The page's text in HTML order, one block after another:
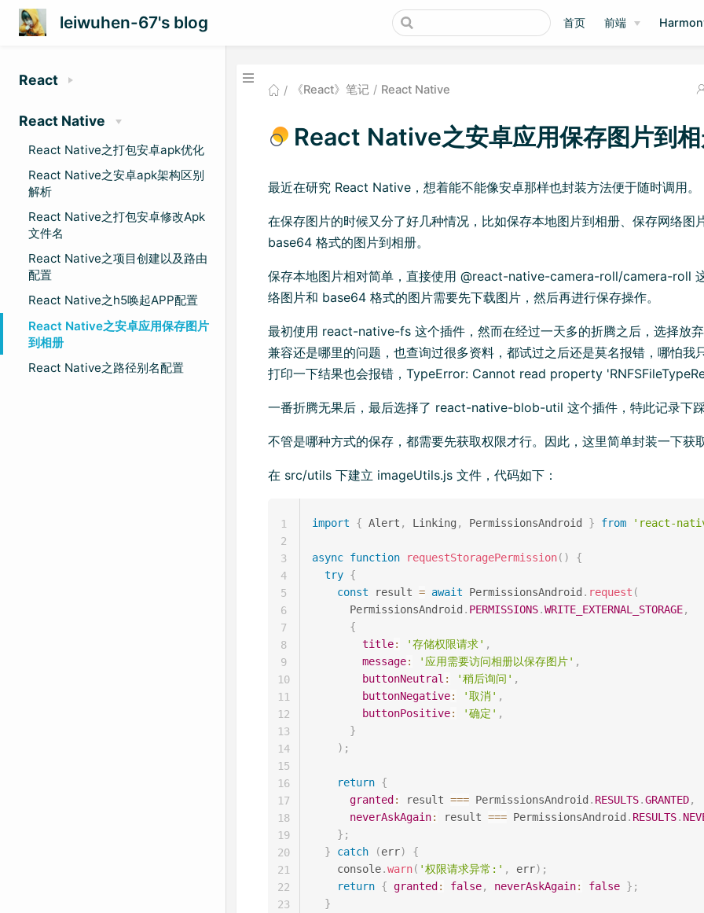
leiwuhen-67's blog 首页 前端
React
React Native
React Native之打包安卓apk优化
React Native之安卓apk架构区别
解析
React Native之打包安卓修改Apk
文件名
React Native之项目创建以及路由
配置
React Native之h5唤起APP配置
React Native之安卓应用保存图片
到相册
React Native之路径别名配置
《React》笔记 React Native
React Native之安卓应用保存图片到
最近在研究 React Native，想着能不能像安卓那样也封装方法便于随时调用。
在保存图片的时候又分了好几种情况，比如保存本地图片到相册、保存网络图
base64 格式的图片到相册。
保存本地图片相对简单，直接使用 @react-native-camera-roll/camera-roll
络图片和 base64 格式的图片需要先下载图片，然后再进行保存操作。
最初使用 react-native-fs 这个插件，然而在经过一天多的折腾之后，选择放
兼容还是哪里的问题，也查询过很多资料，都试过之后还是莫名报错，哪怕我
打印一下结果也会报错，TypeError: Cannot read property
一番折腾无果后，最后选择了 react-native-blob-util 这个插件，特此记录下
不管是哪种方式的保存，都需要先获取权限才行。因此，这里简单封装一下获
在 src/utils 下建立 imageUtils.js 文件，代码如下：
import { Alert , Linking , PermissionsAndroid } from 'react-
async function requestStoragePermission( )
{
try {
const result = await PermissionsAndroid . request (
      PermissionsAndroid
. PERMISSIONS.WRITE_EXTERNAL_STORAGE,
{
title: '存储权限请求' ,
message: '应用需要访问相册以保存图片' ,
buttonNeutral : '稍后询问' ,
buttonNegative: '取消' ,
buttonPositive: '确定' ,
}
) ;
return {
granted : result === PermissionsAndroid . RESULTS.GRANTED,
neverAskAgain: result === PermissionsAndroid . RESULTS.
} ;
}
catch (err)
{
    console
.warn( '权限请求异常:' , err) ;
return { granted : false, neverAskAgain: false } ;
}
1
2
3
4
5
6
7
8
9
10
11
12
13
14
15
16
17
18
19
20
21
22
23